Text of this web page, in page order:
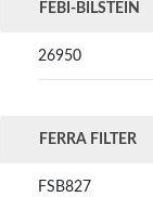
FEBI-BILSTEIN
26950
FERRA FILTER
FSB827